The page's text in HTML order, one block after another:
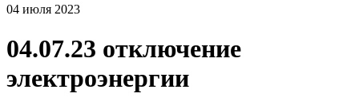
04 июля 2023
04.07.23 отключение
электроэнергии